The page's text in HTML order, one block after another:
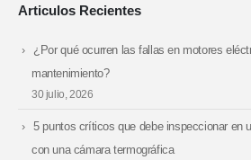
Articulos Recientes
¿Por qué ocurren las fallas en motores
mantenimiento?
30 julio, 2026
5 puntos críticos que debe inspeccionar en
con una cámara termográfica